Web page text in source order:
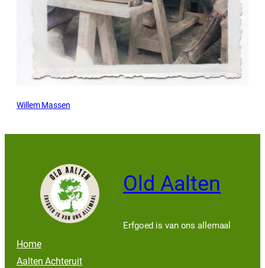
Willem Massen
Old Aalten
Erfgoed is van ons allemaal
Home
Aalten Achteruit